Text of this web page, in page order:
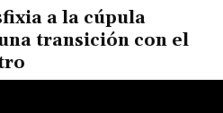
a la cúpula
transición con el